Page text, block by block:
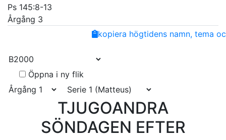
Ps 145:8-13
Årgång 3
EmailCopy
kopiera högtidens namn, tema
Öppna i ny flik
TJUGOANDRA
SÖNDAGEN EFTER